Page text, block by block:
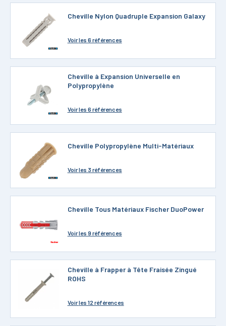
Cheville Nylon Quadruple Expansion Galaxy
Voirles 6 références
Cheville à Expansion Universelle en
Polypropylène
Voirles 6 références
Cheville Polypropylène Multi-Matériaux
Voirles 3 références
Cheville Tous Matériaux Fischer DuoPower
Voirles 9 références
Cheville à Frapper à Tête Fraisée Zingué
ROHS
Voirles 12 références